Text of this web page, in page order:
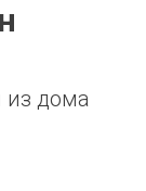
из дома